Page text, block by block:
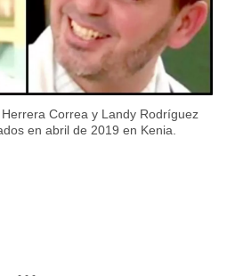
Correa y Landy Rodríguez
en abril de 2019 en Kenia.